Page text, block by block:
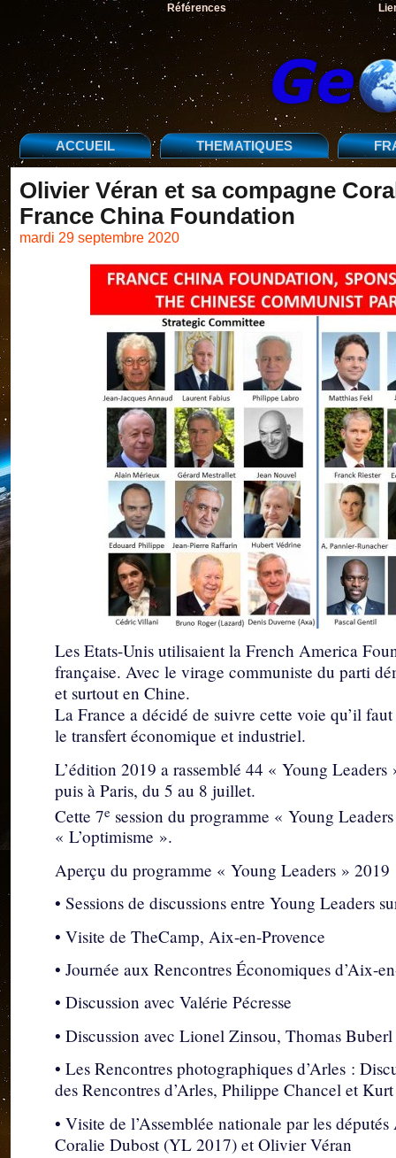
Références
ACCUEIL THEMATIQUES
Olivier Véran et sa compagne
France China Foundation
mardi 29 septembre 2020
Les Etats-Unis utilisaient la French America
française. Avec le virage communiste du parti
et surtout en Chine.
La France a décidé de suivre cette voie qu’il
le transfert économique et industriel.
L’édition 2019 a rassemblé 44 « Young
puis à Paris, du 5 au 8 juillet.
Cette 7e session du programme « Young
« L’optimisme ».
Aperçu du programme « Young Leaders » 2019
• Sessions de discussions entre Young Leaders
• Visite de TheCamp, Aix-en-Provence
• Journée aux Rencontres Économiques d’Aix-
• Discussion avec Valérie Pécresse
• Discussion avec Lionel Zinsou, Thomas
• Les Rencontres photographiques d’Arles :
des Rencontres d’Arles, Philippe Chancel et
• Visite de l’Assemblée nationale par les
Coralie Dubost (YL 2017) et Olivier Véran